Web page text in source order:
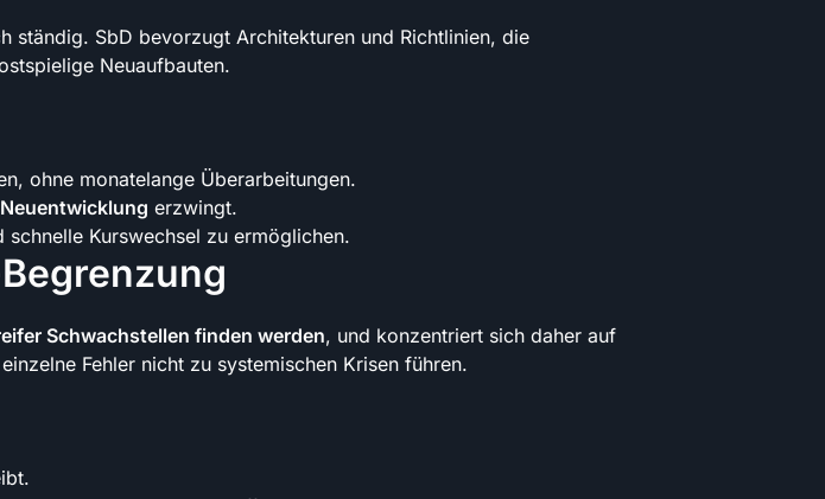
ständig. SbD bevorzugt Architekturen und Richtlinien, die
Neuaufbauten.
ohne monatelange Überarbeitungen.
erzwingt.
Kurswechsel zu ermöglichen.
Schwachstellen finden werden, und konzentriert sich daher auf
Fehler nicht zu systemischen Krisen führen.